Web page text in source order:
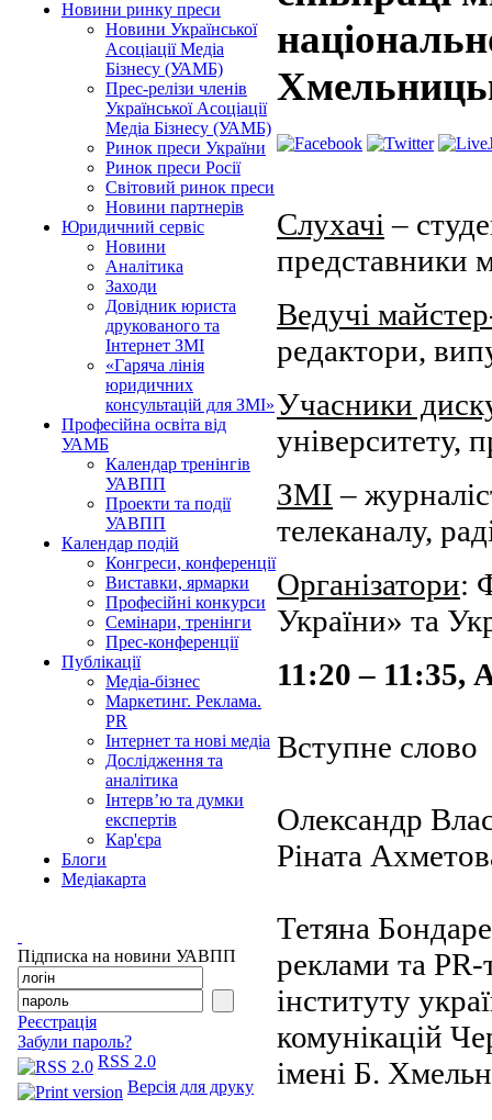
Новини ринку преси
Новини Української
Асоціації Медіа
Бізнесу (УАМБ)
Прес-релізи членів
Української Асоціації
Медіа Бізнесу (УАМБ)
Ринок преси України
Ринок преси Росії
Світовий ринок преси
Новини партнерів
Юридичний сервіс
Новини
Аналітика
Заходи
Довідник юриста
друкованого та
Інтернет ЗМІ
«Гаряча лінія
юридичних
консультацій для ЗМІ»
Професійна освіта від
УАМБ
Календар тренінгів
УАВПП
Проекти та події
УАВПП
Календар подій
Конгреси, конференції
Виставки, ярмарки
Професійні конкурси
Семінари, тренінги
Прес-конференції
Публікації
Медіа-бізнес
Маркетинг. Реклама.
PR
Інтернет та нові медіа
Дослідження та
аналітика
Інтерв’ю та думки
експертів
Кар'єра
Блоги
Медіакарта
Підписка на новини УАВПП
Реєстрація
Забули пароль?
RSS 2.0
Версія для друку
Слухачі –
представники
Ведучі
редактори,
Учасники
університету,
ЗМІ –
телеканалу,
Організатори:
України» та
11:20 – 11:35,
Вступне слово
Олександр
Ріната
Тетяна
реклами та
інституту
комунікацій
імені Б.